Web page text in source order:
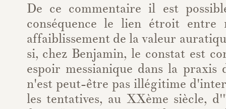
De ce commentaire il est
conséquence le lien étroit entre
affaiblissement de la valeur
si, chez Benjamin, le constat est
espoir messianique dans la
n'est peut-être pas illégitime
les tentatives, au XXème siècle,